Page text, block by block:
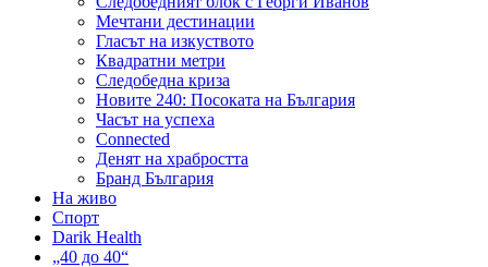
Мечтани дестинации
Гласът на изкуството
Квадратни метри
Следобедна криза
Новите 240: Посоката на България
Часът на успеха
Connected
Денят на храбростта
Бранд България
На живо
Спорт
Darik Health
„40 до 40“